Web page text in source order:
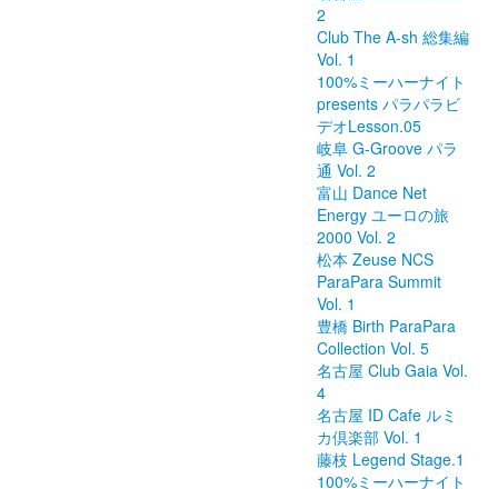
2
Club The A-sh 総集編
Vol. 1
100%ミーハーナイト
presents パラパラビ
デオLesson.05
岐阜 G-Groove パラ
通 Vol. 2
富山 Dance Net
Energy ユーロの旅
2000 Vol. 2
松本 Zeuse NCS
ParaPara Summit
Vol. 1
豊橋 Birth ParaPara
Collection Vol. 5
名古屋 Club Gaia Vol.
4
名古屋 ID Cafe ルミ
カ倶楽部 Vol. 1
藤枝 Legend Stage.1
100%ミーハーナイト